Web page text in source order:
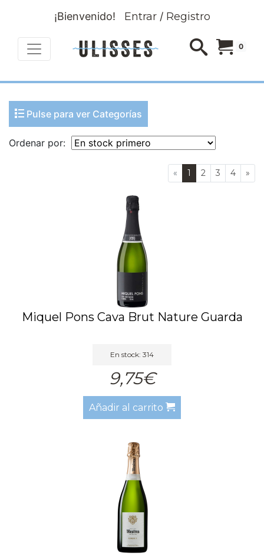
¡Bienvenido! Entrar/ Registro
0
Pulse para ver Categorías
Ordenar por:
« 1 2 3 4 »
Miquel Pons Cava Brut Nature Guarda
En stock: 314
9,75€
Añadir al carrito